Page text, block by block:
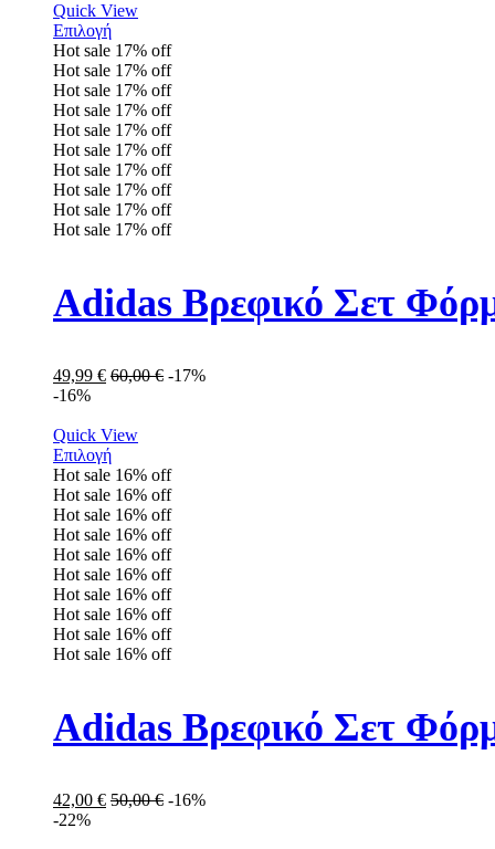
Quick View
Επιλογή
Hot sale 17% off
Hot sale 17% off
Hot sale 17% off
Hot sale 17% off
Hot sale 17% off
Hot sale 17% off
Hot sale 17% off
Hot sale 17% off
Hot sale 17% off
Hot sale 17% off
Adidas Βρεφικό Σετ
49,99 € 60,00€ -17%
-16%
Quick View
Επιλογή
Hot sale 16% off
Hot sale 16% off
Hot sale 16% off
Hot sale 16% off
Hot sale 16% off
Hot sale 16% off
Hot sale 16% off
Hot sale 16% off
Hot sale 16% off
Hot sale 16% off
Adidas Βρεφικό Σετ
42,00 € 50,00€ -16%
-22%